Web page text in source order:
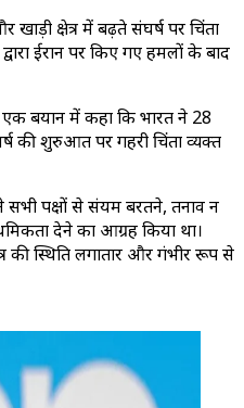
क्षेत्र में बढ़ते संघर्ष पर चिंता
ईरान पर किए गए हमलों के बाद
एक बयान में कहा कि भारत ने 28
की शुरुआत पर गहरी चिंता व्यक्त
सभी पक्षों से संयम बरतने, तनाव न
देने का आग्रह किया था।
की स्थिति लगातार और गंभीर रूप से